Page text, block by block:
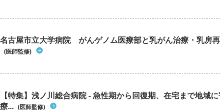
名古屋市立大学病院 がんゲノム医療部と乳がん治療・乳房
(医師監修)
【特集】浅ノ川総合病院 - 急性期から回復期、在宅まで地域
療... (医師監修)